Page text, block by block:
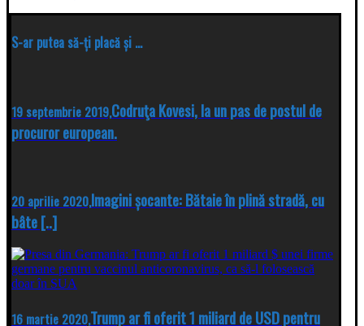
S-ar putea să-ți placă și ...
19 septembrie 2019,Codruţa Kovesi, la un pas de postul de
procuror european.
20 aprilie 2020,Imagini șocante: Bătaie în plină stradă, cu
bâte [..]
16 martie 2020,Trump ar fi oferit 1 miliard de USD pentru